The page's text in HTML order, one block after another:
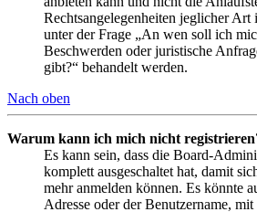
Rechtsangelegenheiten jeglicher Art
unter der Frage „An wen soll ich
Beschwerden oder juristische
gibt?“ behandelt werden.
Nach oben
Warum kann ich mich nicht
Es kann sein, dass die Board-
komplett ausgeschaltet hat, damit
mehr anmelden können. Es könnte
Adresse oder der Benutzername,